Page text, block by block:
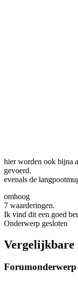
hier worden ook bijna
gevoerd.
evenals de
omhoog
7 waarderingen.
Ik vind dit een goed
Onderwerp gesloten
Vergelijkbare
Forumonderwerp